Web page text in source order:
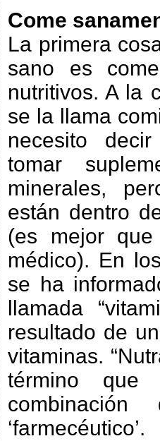
Come
La primera
sano es
nutritivos. A la
se la llama
necesito
tomar
minerales,
están dentro
(es mejor
médico). En
se ha
llamada
resultado de
vitaminas.
término
combinación
‘farmecéutico’.